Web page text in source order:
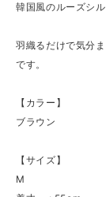
韓国風のルーズシ
羽織るだけで気分
です。
【カラー】
ブラウン
【サイズ】
M